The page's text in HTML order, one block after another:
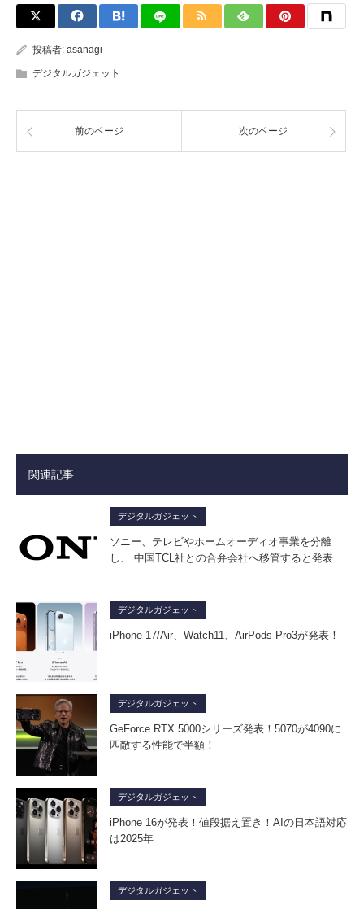
投稿者: asanagi
デジタルガジェット
前のページ 次のページ
関連記事
デジタルガジェット
ソニー、テレビやホームオーディオ事業を分離
し、 中国TCL社との合弁会社へ移管すると発表
デジタルガジェット
iPhone 17/Air、Watch11、AirPods Pro3が発表！
デジタルガジェット
GeForce RTX 5000シリーズ発表！5070が4090に
匹敵する性能で半額！
デジタルガジェット
iPhone 16が発表！値段据え置き！AIの日本語対応
は2025年
デジタルガジェット